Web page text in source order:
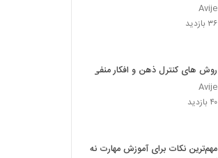
Avije
۳۶ بازدید
روش های کنترل ذهن و افکار منفی
Avije
۴۰ بازدید
مهم‌ترین نکات برای آموزش مهارت نه